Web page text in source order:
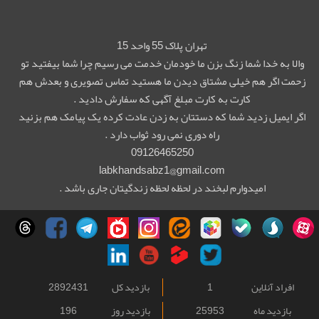
تهران پلاک 55 واحد 15
والا به خدا شما زنگ بزن ما خودمان خدمت می رسیم چرا شما بیفتید تو
زحمت اگر هم خیلی مشتاق دیدن ما هستید تماس تصویری و بعدش هم
کارت به کارت مبلغ آگهی که سفارش دادید .
اگر ایمیل زدید شما که دستتان به زدن عادت کرده یک پیامک هم بزنید
راه دوری نمی رود ثواب دارد .
09126465250
labkhandsabz1@gmail.com
امیدوارم لبخند در لحظه لحظه زندگیتان جاری باشد .
افراد آنلاین 1 بازدید کل
2892431
بازدید ماه
25953 بازدید روز 196